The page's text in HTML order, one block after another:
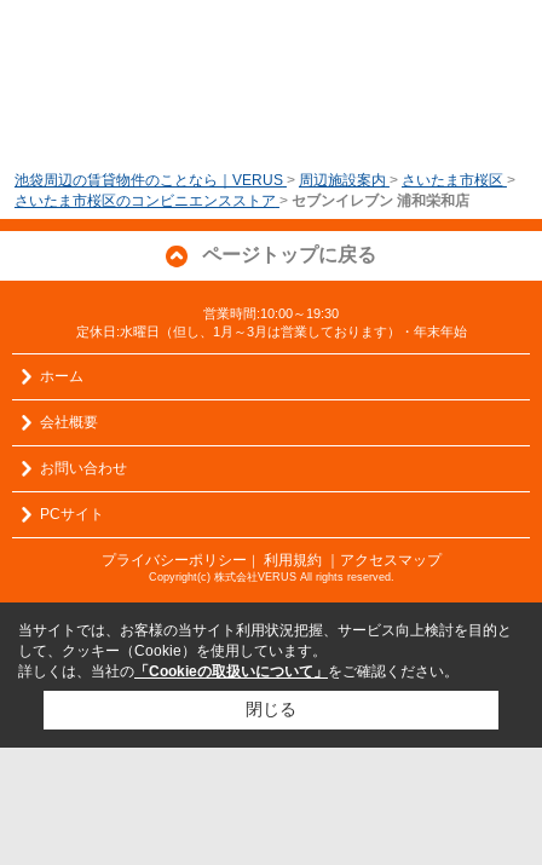
池袋周辺の賃貸物件のことなら｜VERUS > 周辺施設案内 > さいたま市桜区 >
さいたま市桜区のコンビニエンスストア > セブンイレブン 浦和栄和店
ページトップに戻る
営業時間:10:00～19:30
定休日:水曜日（但し、1月～3月は営業しております）・年末年始
ホーム
会社概要
お問い合わせ
PCサイト
プライバシーポリシー ｜ 利用規約 ｜アクセスマップ
Copyright(c) 株式会社VERUS All rights reserved.
当サイトでは、お客様の当サイト利用状況把握、サービス向上検討を目的と
して、クッキー（Cookie）を使用しています。
詳しくは、当社の 「Cookieの取扱いについて」 をご確認ください。
閉じる